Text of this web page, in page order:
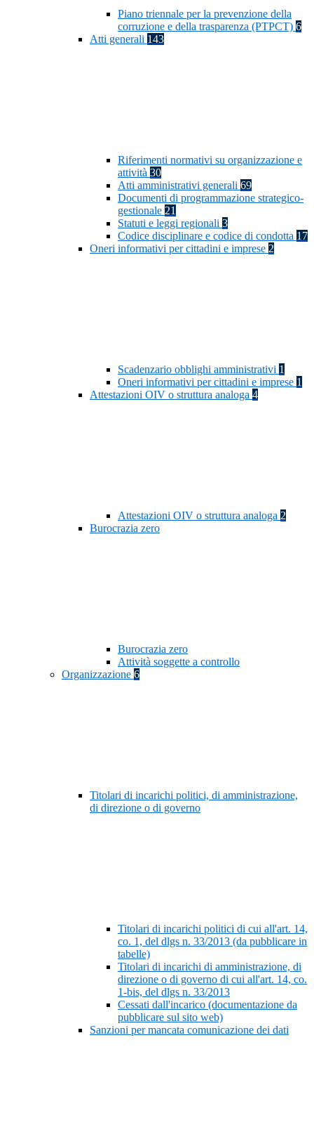
Piano triennale per la prevenzione della
corruzione e della trasparenza (PTPCT) 6
Atti generali 143
Riferimenti normativi su organizzazione e
attività 30
Atti amministrativi generali 69
Documenti di programmazione strategico-
gestionale 21
Statuti e leggi regionali 3
Codice disciplinare e codice di condotta 17
Oneri informativi per cittadini e imprese 2
Scadenzario obblighi amministrativi 1
Oneri informativi per cittadini e imprese 1
Attestazioni OIV o struttura analoga 4
Attestazioni OIV o struttura analoga 2
Burocrazia zero
Burocrazia zero
Attività soggette a controllo
Organizzazione 6
Titolari di incarichi politici, di amministrazione,
di direzione o di governo
Titolari di incarichi politici di cui all'art. 14,
co. 1, del dlgs n. 33/2013 (da pubblicare in
tabelle)
Titolari di incarichi di amministrazione, di
direzione o di governo di cui all'art. 14, co.
1-bis, del dlgs n. 33/2013
Cessati dall'incarico (documentazione da
pubblicare sul sito web)
Sanzioni per mancata comunicazione dei dati